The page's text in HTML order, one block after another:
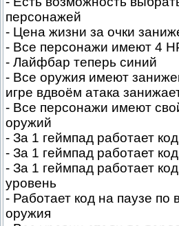
персонажей
- Цена жизни за очки
- Все персонажи имеют 4
- Лайфбар теперь синий
- Все оружия имеют
игре вдвоём атака
- Все персонажи имеют
оружий
- За 1 геймпад работает
- За 1 геймпад работает
- За 1 геймпад работает
уровень
- Работает код на паузе по
оружия